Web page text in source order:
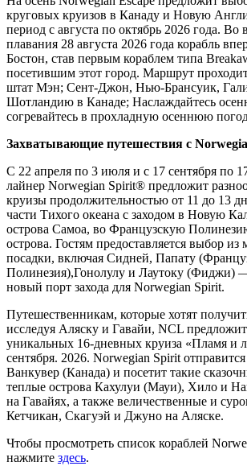
круговых круизов в Канаду и Новую
период с августа по октябрь 2026 года. Во
плавания 28 августа 2026 года корабль
Бостон, став первым кораблем типа
посетившим этот город. Маршрут
штат Мэн; Сент-Джон, Нью-Брансуик,
Шотландию в Канаде; Наслаждайтесь
согревайтесь в прохладную осеннюю
Захватывающие путешествия с
С 22 апреля по 3 июля и с 17 сентября по
лайнер Norwegian Spirit® предложит
круизы продолжительностью от 11 до 13
части Тихого океана с заходом в Новую
острова Самоа, во Французскую
острова. Гостям предоставляется выбор из
посадки, включая Сидней, Папату
Полинезия),Гонолулу и Лаутоку (Фиджи)
новый порт захода для Norwegian Spirit.
Путешественникам, которые хотят
исследуя Аляску и Гавайи, NCL
уникальных 16-дневных круиза «Пламя и
сентября. 2026. Norwegian Spirit
Ванкувер (Канада) и посетит такие
теплые острова Кахулуи (Мауи), Хило и
на Гавайях, а также величественные и
Кетчикан, Скагуэй и Джуно на Аляске.
Чтобы просмотреть список кораблей
нажмите здесь.